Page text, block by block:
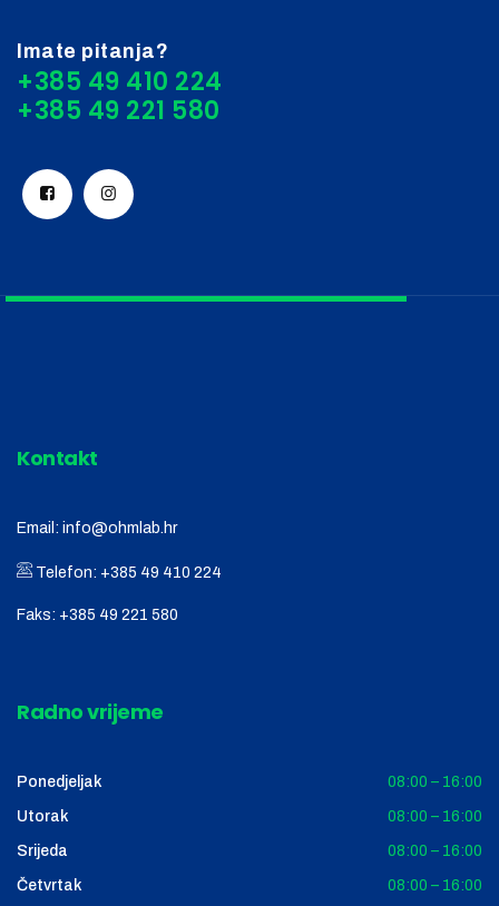
Imate pitanja?
+385 49 410 224
Kontakt
Email: info@ohmlab.hr
Telefon: +385 49 410 224
Faks: +385 49 221 580
Radno vrijeme
Ponedjeljak 08:00 – 16:00
Utorak 08:00 – 16:00
Srijeda 08:00 – 16:00
Četvrtak 08:00 – 16:00